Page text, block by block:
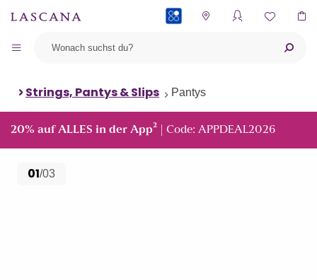
Strings, Pantys & Slips Pantys
20% auf ALLES in der App² | Code: APPDEAL2026
01/03